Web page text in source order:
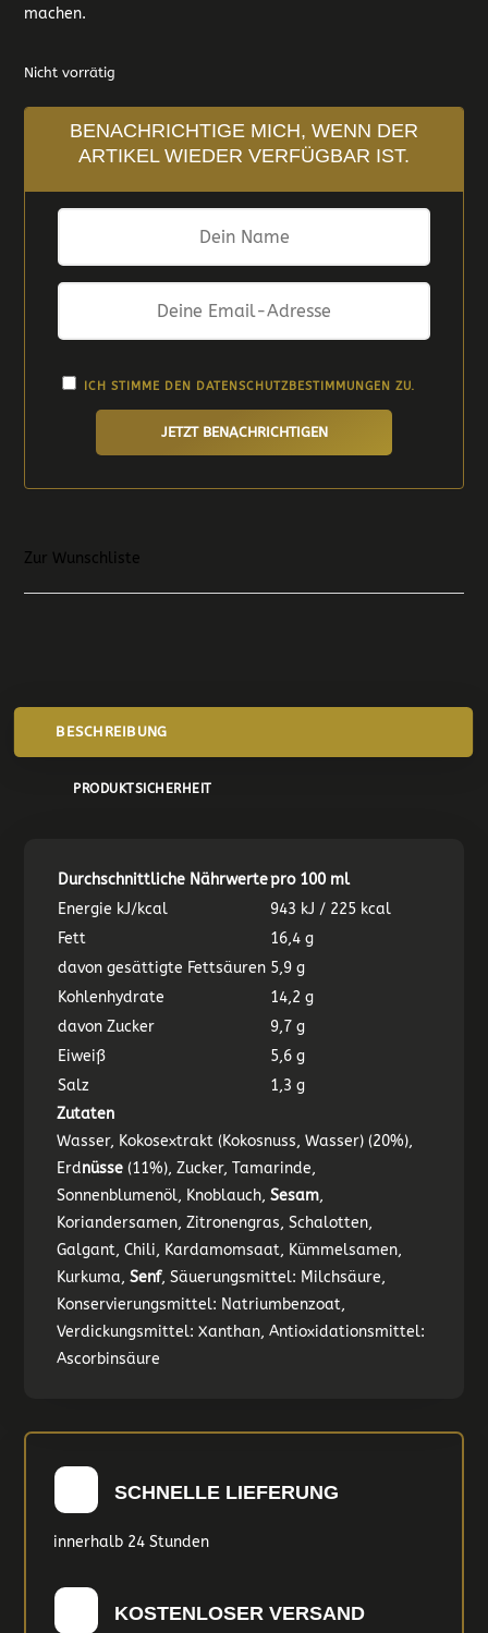
machen.
Nicht vorrätig
BENACHRICHTIGE MICH, WENN DER
ARTIKEL WIEDER VERFÜGBAR IST.
ICH STIMME DEN DATENSCHUTZBESTIMMUNGEN ZU.
JETZT BENACHRICHTIGEN
Zur Wunschliste
BESCHREIBUNG
PRODUKTSICHERHEIT
Durchschnittliche Nährwertepro 100 ml
Energie kJ/kcal
943 kJ / 225 kcal
Fett
16,4 g
davon gesättigte Fettsäuren 5,9 g
Kohlenhydrate
14,2 g
davon Zucker
9,7 g
Eiweiß
5,6 g
Salz
1,3 g
Zutaten
Wasser, Kokosextrakt (Kokosnuss, Wasser) (20%),
Erdnüsse (11%), Zucker, Tamarinde,
Sonnenblumenöl, Knoblauch,Sesam,
Koriandersamen, Zitronengras, Schalotten,
Galgant, Chili, Kardamomsaat, Kümmelsamen,
Kurkuma,Senf, Säuerungsmittel: Milchsäure,
Konservierungsmittel: Natriumbenzoat,
Verdickungsmittel: Xanthan, Antioxidationsmittel:
Ascorbinsäure
SCHNELLE LIEFERUNG
innerhalb 24 Stunden
KOSTENLOSER VERSAND